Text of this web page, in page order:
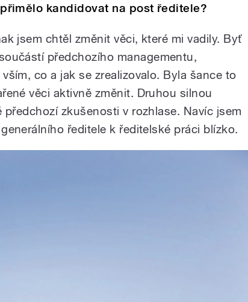
kandidovat na post ředitele?
jsem chtěl změnit věci, které mi vadily. Byť
předchozího managementu,
co a jak se zrealizovalo. Byla šance to
věci aktivně změnit. Druhou silnou
zkušenosti v rozhlase. Navíc jsem
ředitele k ředitelské práci blízko.